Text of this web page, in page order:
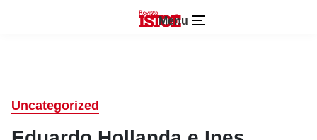
Menu
Uncategorized